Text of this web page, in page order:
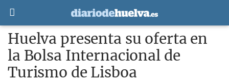
Huelva presenta su oferta en
la Bolsa Internacional de
Turismo de Lisboa